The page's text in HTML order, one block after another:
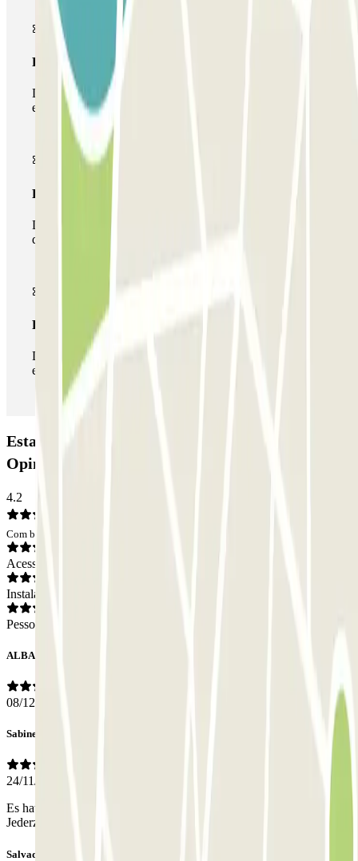
Passe simples
Durante a sua estadia, só poderá entrar e sair do parque de
estacionamento uma vez.
Passe multiestacionamento
Durante a sua estadia, pode utilizar toda a rede de parques
de estacionamento deste operador disponível em Parclick.
Passe ilimitado
Durante a sua estadia, pode entrar e sair do parque de
estacionamento as vezes que quiser.
Estacionamento Cardenal Benlloch SABA:
Opiniões
4.2
Com base em 24 opiniões
Acesso
Instalações
Pessoal
ALBA
08/12/2025
Sabine
24/11/2025
Es hat alles super geklappt, trotz ausländischem Kennzeichen.
Jederzeit und gerne wieder.
Salvador